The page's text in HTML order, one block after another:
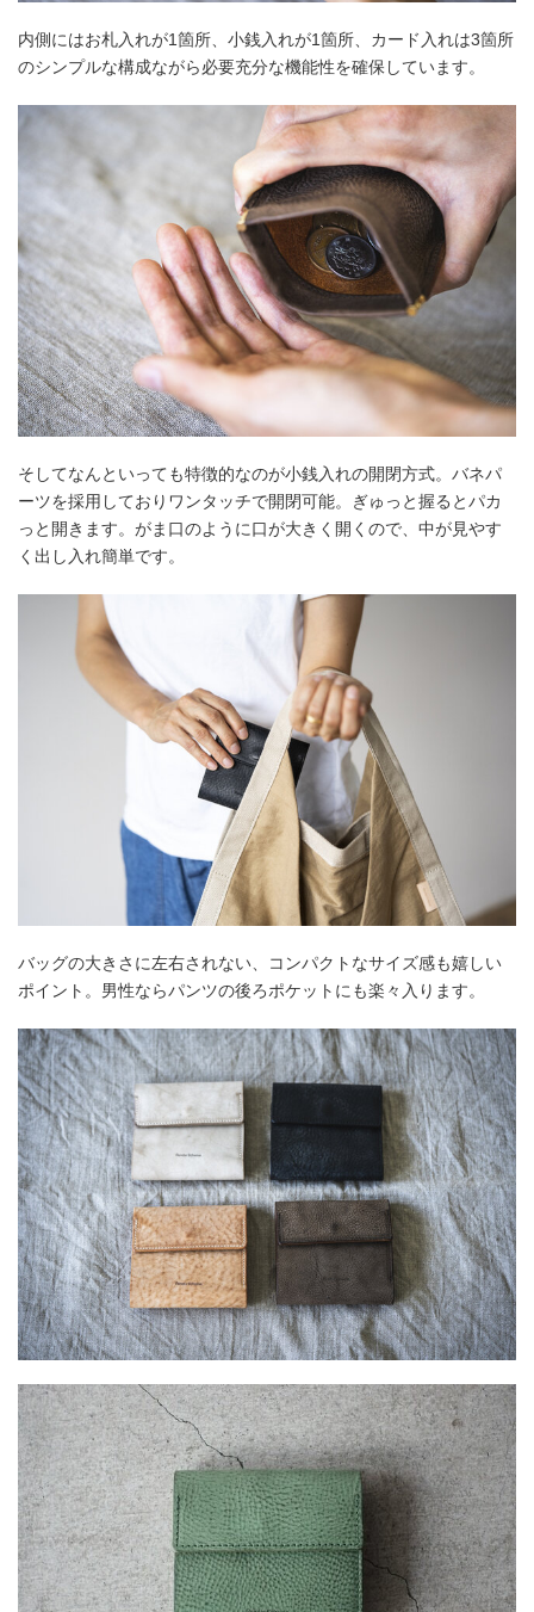
内側にはお札入れが1箇所、小銭入れが1箇所、カード入れは3箇所
のシンプルな構成ながら必要充分な機能性を確保しています。
そしてなんといっても特徴的なのが小銭入れの開閉方式。バネパ
ーツを採用しておりワンタッチで開閉可能。ぎゅっと握るとパカ
っと開きます。がま口のように口が大きく開くので、中が見やす
く出し入れ簡単です。
バッグの大きさに左右されない、コンパクトなサイズ感も嬉しい
ポイント。男性ならパンツの後ろポケットにも楽々入ります。